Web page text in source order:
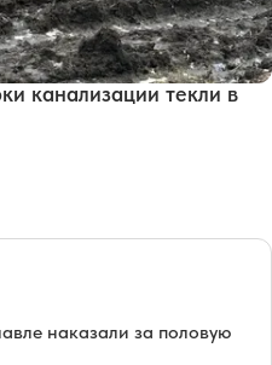
канализации текли в
наказали за половую